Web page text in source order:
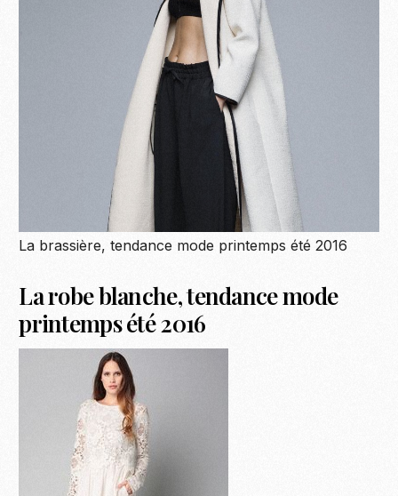
La brassière, tendance mode printemps été 2016
La robe blanche, tendance mode
printemps été 2016